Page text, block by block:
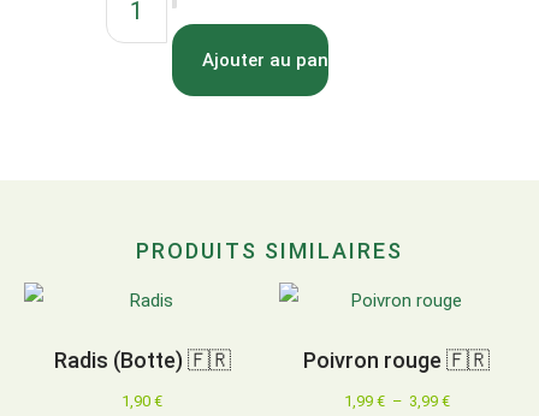
Ajouter au panier
PRODUITS SIMILAIRES
Radis (Botte) 🇫🇷
1,90€
Poivron rouge 🇫🇷
1,99 € – 3,99 €